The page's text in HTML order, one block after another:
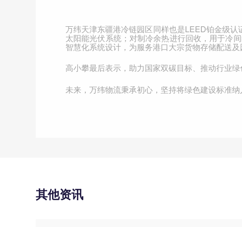
万纬天津东疆港冷链园区同样也是LEED铂金级认
太阳能光伏系统；对制冷余热进行回收，用于冷
智慧化系统设计，为服务港口大宗货物存储配送及
高小攀最后表示，助力国家双碳目标、推动行业
未来，万纬物流秉承初心，坚持将绿色建设标准
其他资讯